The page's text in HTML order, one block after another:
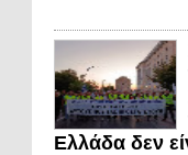
Ελλάδα δεν